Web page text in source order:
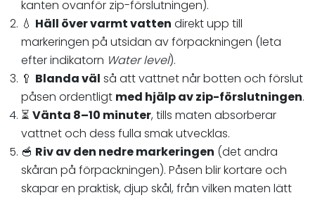
kanten ovanför zip-förslutningen).
💧 Häll över varmt vatten direkt upp till
markeringen på utsidan av förpackningen (leta
efter indikatorn Water level).
🥄 Blanda väl så att vattnet når botten och förslut
påsen ordentligt med hjälp av zip-förslutningen.
⏳ Vänta 8–10 minuter, tills maten absorberar
vattnet och dess fulla smak utvecklas.
🥣 Riv av den nedre markeringen (det andra
skåran på förpackningen). Påsen blir kortare och
skapar en praktisk, djup skål, från vilken maten lätt